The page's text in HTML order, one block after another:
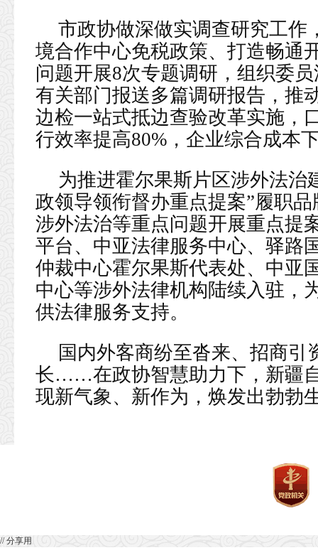
市政协做深做实调查研究工作
境合作中心免税政策、打造畅通
问题开展8次专题调研，组织委
有关部门报送多篇调研报告，推
边检一站式抵边查验改革实施，
行效率提高80%，企业综合成本
为推进霍尔果斯片区涉外法治
政领导领衔督办重点提案”履职
涉外法治等重点问题开展重点提
平台、中亚法律服务中心、驿路
仲裁中心霍尔果斯代表处、中亚
中心等涉外法律机构陆续入驻，
供法律服务支持。
国内外客商纷至沓来、招商
长……在政协智慧助力下，新疆
现新气象、新作为，焕发出勃勃
// 分享用